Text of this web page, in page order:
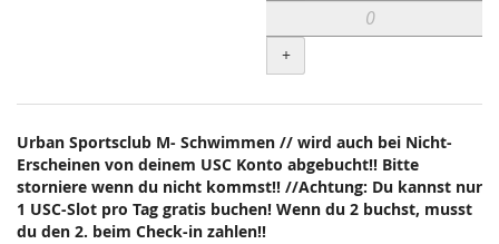
+
Urban Sportsclub M- Schwimmen // wird auch bei Nicht-
Erscheinen von deinem USC Konto abgebucht!! Bitte
storniere wenn du nicht kommst!! //Achtung: Du kannst nur
1 USC-Slot pro Tag gratis buchen! Wenn du 2 buchst, musst
du den 2. beim Check-in zahlen!!